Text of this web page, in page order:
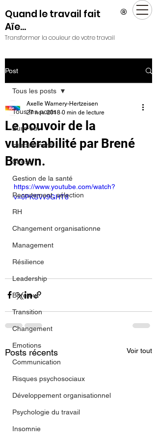
Quand le travail fait
Aïe...
Transformer la couleur de votre travail
®
Post
Tous les posts
Burn-out
Harcèlement
Stress
Gestion de la santé
Recrutement, sélection
RH
Changement organisationne
Management
Résilience
Leadership
Bore out
Transition
Changement
Emotions
Communication
Risques psychosociaux
Développement organisationnel
Psychologie du travail
Insomnie
Tous les posts
Le pouvoir de la
vulnérabilité par Brené
Brown.
Axelle Warnery-Hertzeisen
27 nov. 2018 0 min de lecture
https://www.youtube.com/watch?
v=0PKSVv9GHT8
Posts récents Voir tout